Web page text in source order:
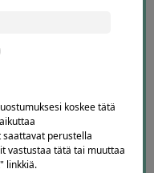
minutes of care, peace
4 / 60
koskee tätä
saattavat perustella
vastustaa tätä tai muuttaa
linkkiä.